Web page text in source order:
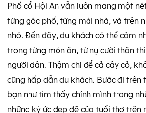
Phố cổ Hội An vẫn luôn mang một
từng góc phố, từng mái nhà, và trên
nhỏ. Đến đây, du khách có thể cảm
trong từng món ăn, từ nụ cười thân
người dân. Thậm chí để cả cây cỏ,
cũng hấp dẫn du khách. Bước đi trên
bạn như tìm thấy chính mình trong
những ký ức đẹp đẽ của tuổi thơ trên